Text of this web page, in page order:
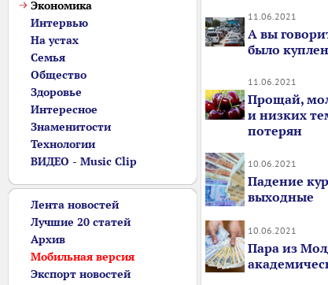
Экономика
Интервью
На устах
Семья
Общество
Здоровье
Интересное
Знаменитости
Технологии
ВИДЕО - Music Clip
Лента новостей
Лучшие 20 статей
Архив
Мобильная версия
Экспорт новостей
11.06.2021
А вы
было
11.06.2021
Прощай,
и низких
потерян
10.06.2021
Падение
выходные
10.06.2021
Пара из